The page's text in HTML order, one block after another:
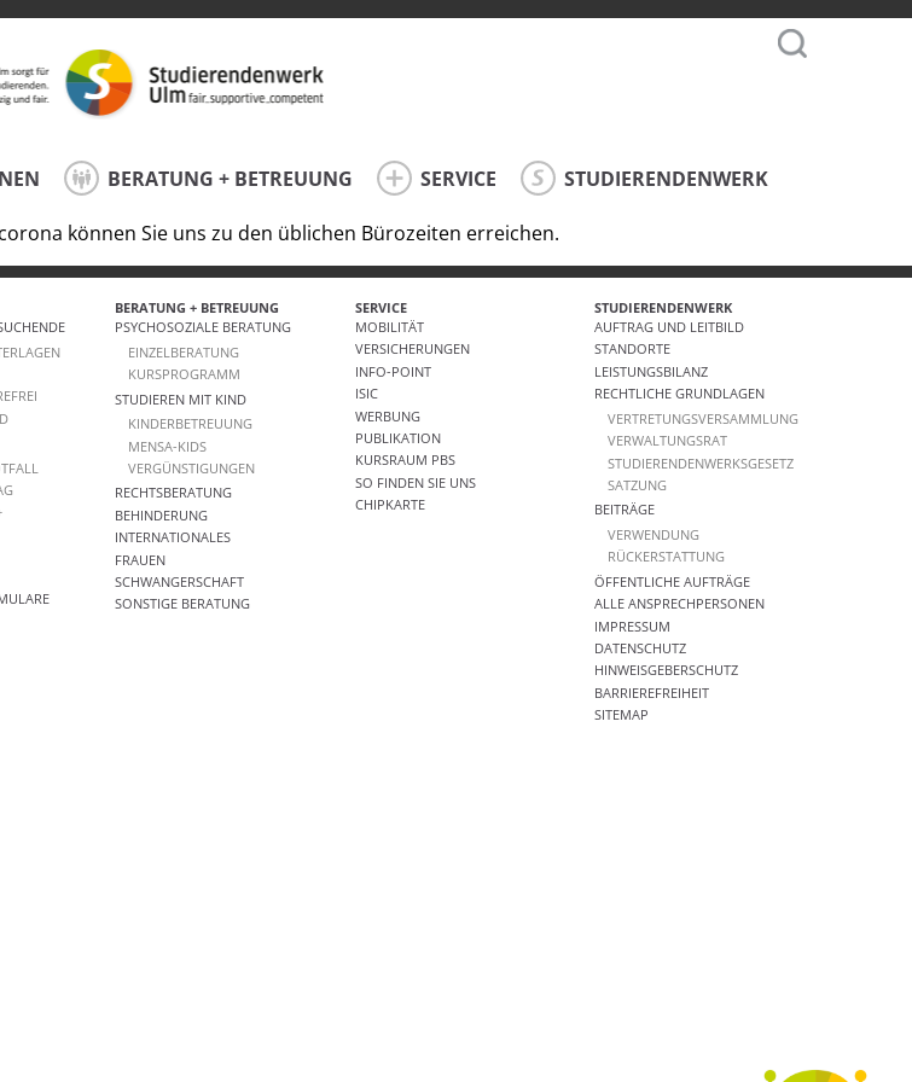
BERATUNG + BETREUUNG SERVICE STUDIERENDENWERK
können Sie uns zu den üblichen Bürozeiten erreichen.
BERATUNG + BETREUUNG
PSYCHOSOZIALE BERATUNG
EINZELBERATUNG
KURSPROGRAMM
STUDIEREN MIT KIND
KINDERBETREUUNG
MENSA-KIDS
VERGÜNSTIGUNGEN
RECHTSBERATUNG
BEHINDERUNG
INTERNATIONALES
FRAUEN
SCHWANGERSCHAFT
SONSTIGE BERATUNG
SERVICE
MOBILITÄT
VERSICHERUNGEN
INFO-POINT
ISIC
WERBUNG
PUBLIKATION
KURSRAUM PBS
SO FINDEN SIE UNS
CHIPKARTE
STUDIERENDENWERK
AUFTRAG UND LEITBILD
STANDORTE
LEISTUNGSBILANZ
RECHTLICHE GRUNDLAGEN
VERTRETUNGSVERSAMMLUNG
VERWALTUNGSRAT
STUDIERENDENWERKSGESETZ
SATZUNG
BEITRÄGE
VERWENDUNG
RÜCKERSTATTUNG
ÖFFENTLICHE AUFTRÄGE
ALLE ANSPRECHPERSONEN
IMPRESSUM
DATENSCHUTZ
HINWEISGEBERSCHUTZ
BARRIEREFREIHEIT
SITEMAP